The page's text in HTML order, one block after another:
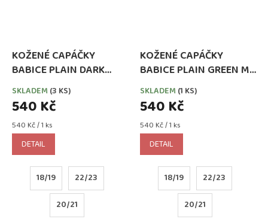
KOŽENÉ CAPÁČKY
BABICE PLAIN DARK
GREY MB 088
SKLADEM (3 KS)
540 Kč
Měrná
cena:
540 Kč / 1 ks
DETAIL
18/19 22/23
20/21
KOŽENÉ CAPÁČKY
BABICE PLAIN GREEN MB
137
SKLADEM (1 KS)
540 Kč
Měrná
cena:
540 Kč / 1 ks
DETAIL
18/19 22/23
20/21